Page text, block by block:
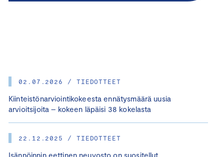
02.07.2026 / TIEDOTTEET
Kiinteistönarviointikokeesta ennätysmäärä uusia
arvioitsijoita – kokeen läpäisi 38 kokelasta
22.12.2025 / TIEDOTTEET